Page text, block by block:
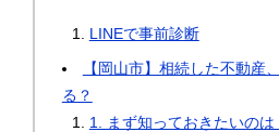
LINEで事前診断
【岡山市】相続した不動産
る？
1. まず知っておきたいの